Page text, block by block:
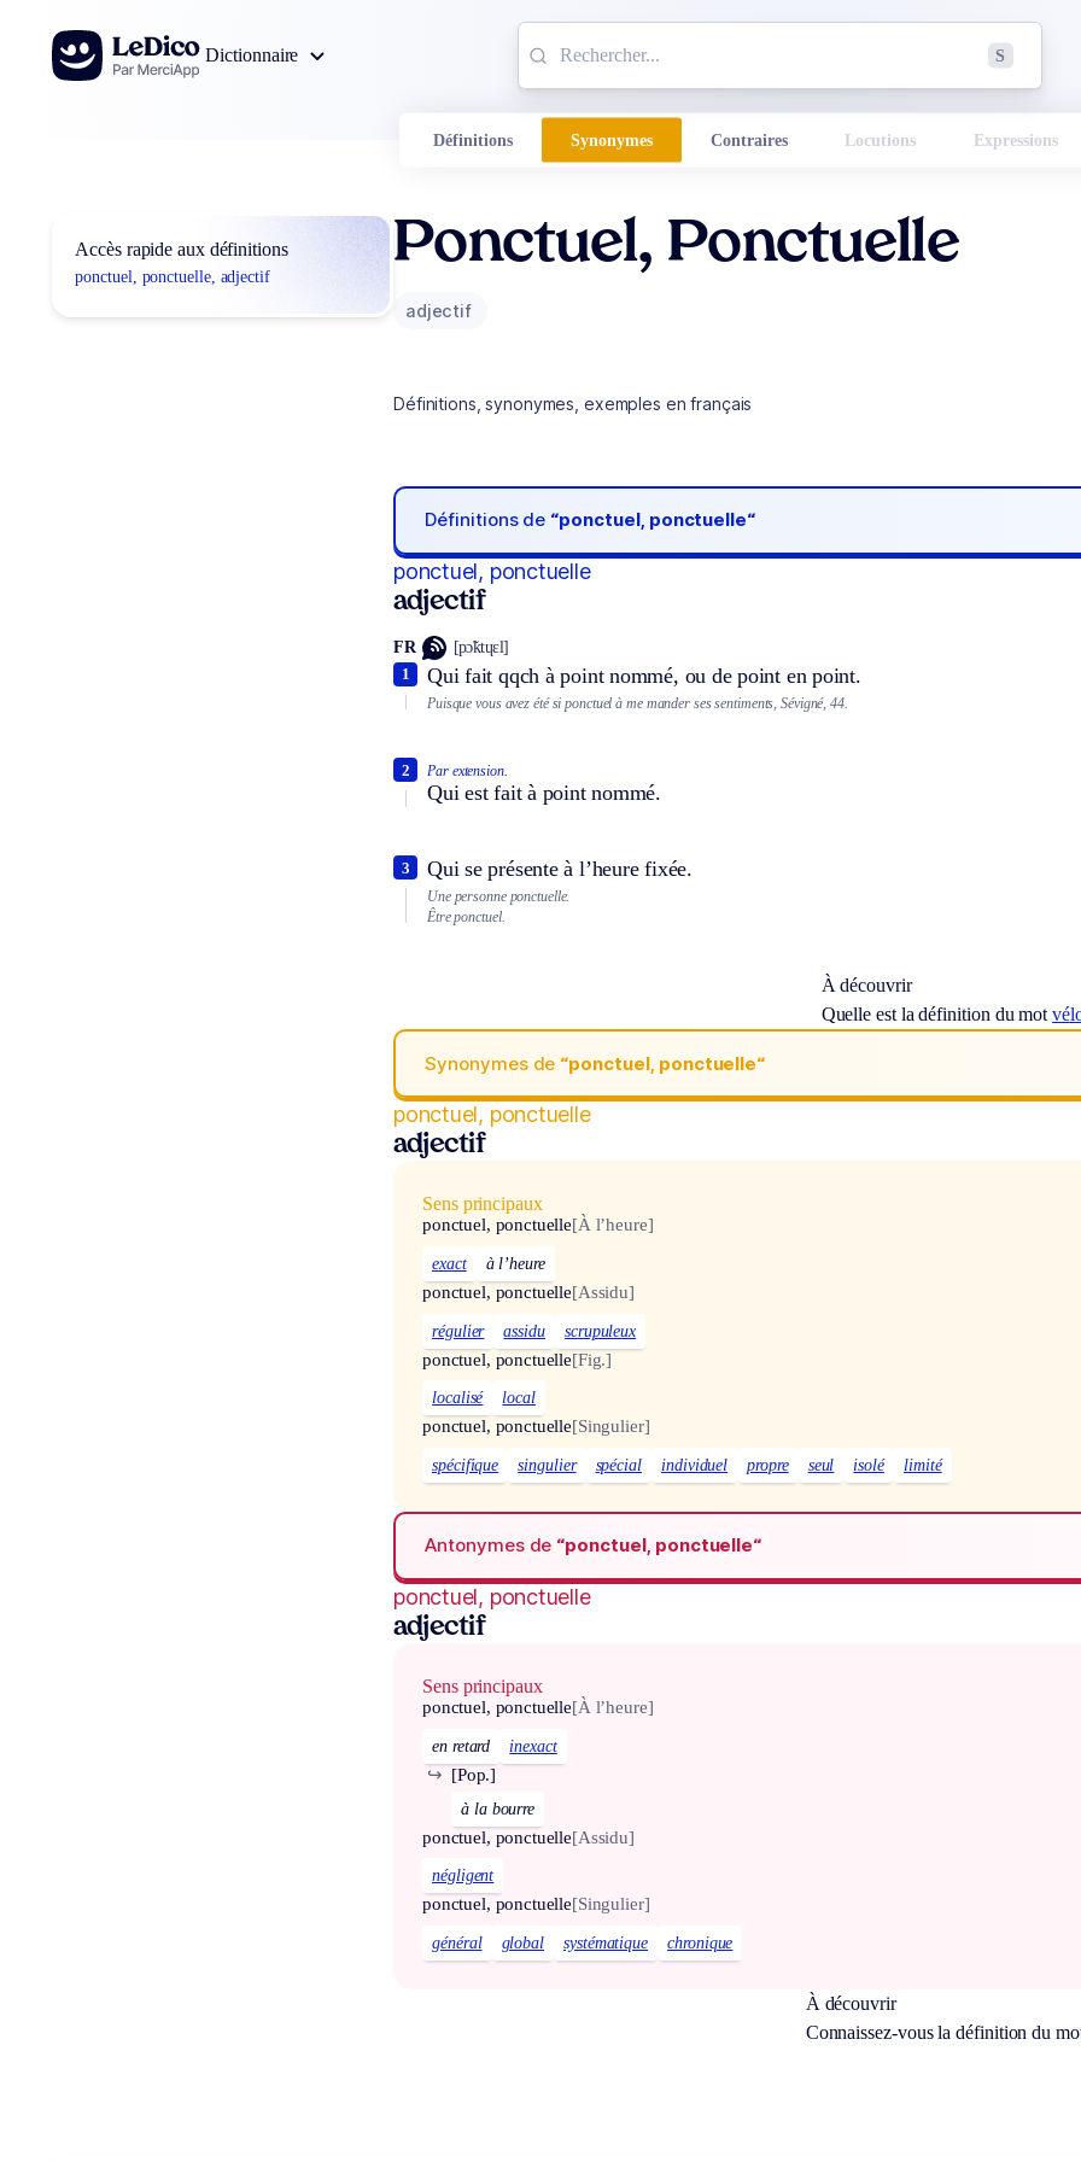
Aller au contenu
Dictionnaire
S
Définitions Synonymes Contraires Locutions Expressions
Accès rapide aux définitions
ponctuel, ponctuelle, adjectif
Ponctuel, Ponctuelle
adjectif
Définitions, synonymes, exemples en français
Définitions de “ponctuel, ponctuelle“
ponctuel, ponctuelle
adjectif
FR [pɔ̃ktɥɛl]
Qui fait qqch à point nommé, ou de point en point.
1
Puisque vous avez été si ponctuel à me mander ses sentiments, Sévigné, 44.
Par extension.
Qui est fait à point nommé.
2
Qui se présente à l’heure fixée.
3
Une personne ponctuelle.
Être ponctuel.
À découvrir
Quelle est la définition du mot
Synonymes de “ponctuel, ponctuelle“
ponctuel, ponctuelle
adjectif
Sens principaux
ponctuel, ponctuelle[À l’heure]
exact à l’heure
ponctuel, ponctuelle[Assidu]
régulier assidu scrupuleux
ponctuel, ponctuelle[Fig.]
localisé local
ponctuel, ponctuelle[Singulier]
spécifique singulier spécial individuel propre seul isolé limité
Antonymes de “ponctuel, ponctuelle“
ponctuel, ponctuelle
adjectif
Sens principaux
ponctuel, ponctuelle[À l’heure]
en retard inexact
[Pop.]
↪
à la bourre
ponctuel, ponctuelle[Assidu]
négligent
ponctuel, ponctuelle[Singulier]
général global systématique chronique
À découvrir
Connaissez-vous la définition du